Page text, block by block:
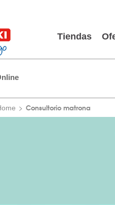
Tiendas
Consultorio matrona